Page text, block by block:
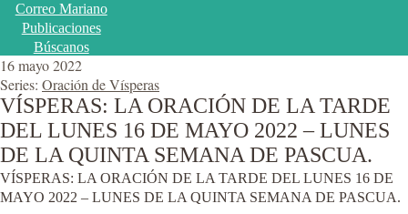
Correo Mariano
Publicaciones
Búscanos
16 mayo 2022
Series: Oración de Vísperas
VÍSPERAS: LA ORACIÓN DE LA TARDE
DEL LUNES 16 DE MAYO 2022 – LUNES
DE LA QUINTA SEMANA DE PASCUA.
VÍSPERAS: LA ORACIÓN DE LA TARDE DEL LUNES 16 DE
MAYO 2022 – LUNES DE LA QUINTA SEMANA DE PASCUA.